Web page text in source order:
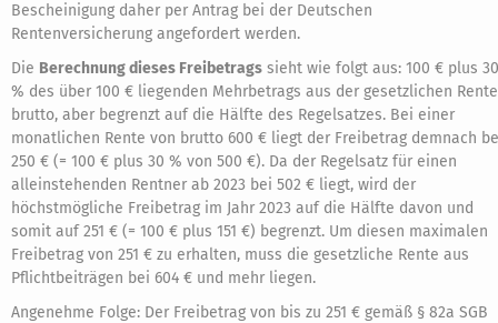
Bescheinigung daher per Antrag bei der Deutschen
Rentenversicherung angefordert werden.
Die Berechnung dieses Freibetrags sieht wie folgt aus: 100 € plus 30
% des über 100 € liegenden Mehrbetrags aus der gesetzlichen Rente
brutto, aber begrenzt auf die Hälfte des Regelsatzes. Bei einer
monatlichen Rente von brutto 600 € liegt der Freibetrag demnach
250 € (= 100 € plus 30 % von 500 €). Da der Regelsatz für einen
alleinstehenden Rentner ab 2023 bei 502 € liegt, wird der
höchstmögliche Freibetrag im Jahr 2023 auf die Hälfte davon und
somit auf 251 € (= 100 € plus 151 €) begrenzt. Um diesen maximalen
Freibetrag von 251 € zu erhalten, muss die gesetzliche Rente aus
Pflichtbeiträgen bei 604 € und mehr liegen.
Angenehme Folge: Der Freibetrag von bis zu 251 € gemäß § 82a SGB